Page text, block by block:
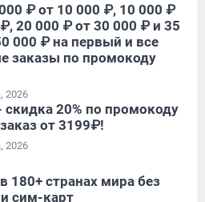
₽ от 10 000 ₽, 10 000 ₽
20 000 ₽ от 30 000 ₽ и 35
000 ₽ на первый и все
заказы по промокоду
2026
скидка 20% по промокоду
от 3199₽!
2026
180+ странах мира без
сим-карт